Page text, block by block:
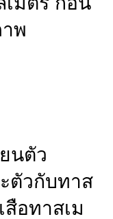
พ
นตัว
ตัวกับทาส
สือทาสเม